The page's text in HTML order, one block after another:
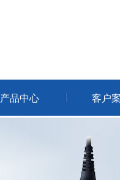
产品中心 客户